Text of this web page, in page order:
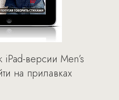
версии Men’s
на прилавках